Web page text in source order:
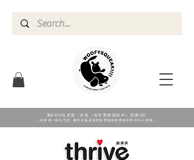
滿$400包送貨；自取（有折實標籖除外）照價9折
（送東涌一般住宅區; 離島及偏遠地區順豐服務範圍收取額外$10運費）